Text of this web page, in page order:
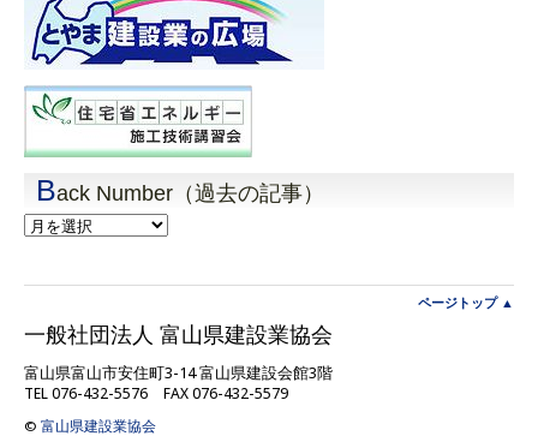
Back Number（過去の記事）
Back
Number（過
事）
ページトップ ▲
一般社団法人 富山県建設業協会
富山県富山市安住町3-14 富山県建設会館3階
TEL 076-432-5576 FAX 076-432-5579
© 富山県建設業協会